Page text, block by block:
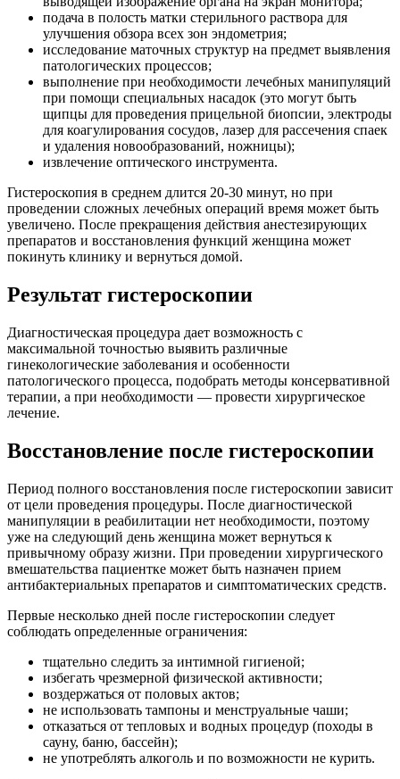
подача в полость матки стерильного раствора для
улучшения обзора всех зон эндометрия;
исследование маточных структур на предмет выявления
патологических процессов;
выполнение при необходимости лечебных манипуляций
при помощи специальных насадок (это могут быть
щипцы для проведения прицельной биопсии, электроды
для коагулирования сосудов, лазер для рассечения спаек
и удаления новообразований, ножницы);
извлечение оптического инструмента.
Гистероскопия в среднем длится 20-30 минут, но при
проведении сложных лечебных операций время может быть
увеличено. После прекращения действия анестезирующих
препаратов и восстановления функций женщина может
покинуть клинику и вернуться домой.
Результат гистероскопии
Диагностическая процедура дает возможность с
максимальной точностью выявить различные
гинекологические заболевания и особенности
патологического процесса, подобрать методы консервативной
терапии, а при необходимости — провести хирургическое
лечение.
Восстановление после гистероскопии
Период полного восстановления после гистероскопии зависит
от цели проведения процедуры. После диагностической
манипуляции в реабилитации нет необходимости, поэтому
уже на следующий день женщина может вернуться к
привычному образу жизни. При проведении хирургического
вмешательства пациентке может быть назначен прием
антибактериальных препаратов и симптоматических средств.
Первые несколько дней после гистероскопии следует
соблюдать определенные ограничения:
тщательно следить за интимной гигиеной;
избегать чрезмерной физической активности;
воздержаться от половых актов;
не использовать тампоны и менструальные чаши;
отказаться от тепловых и водных процедур (походы в
сауну, баню, бассейн);
не употреблять алкоголь и по возможности не курить.